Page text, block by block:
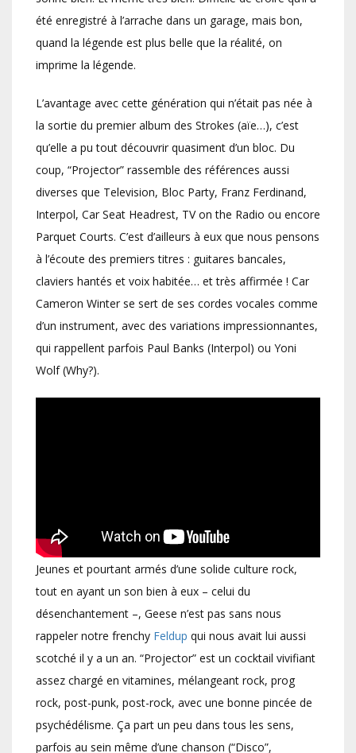
été enregistré à l’arrache dans un garage, mais bon,
quand la légende est plus belle que la réalité, on
imprime la légende.
L’avantage avec cette génération qui n’était pas née à
la sortie du premier album des Strokes (aïe…), c’est
qu’elle a pu tout découvrir quasiment d’un bloc. Du
coup, “Projector” rassemble des références aussi
diverses que Television, Bloc Party, Franz Ferdinand,
Interpol, Car Seat Headrest, TV on the Radio ou encore
Parquet Courts. C’est d’ailleurs à eux que nous pensons
à l’écoute des premiers titres : guitares bancales,
claviers hantés et voix habitée… et très affirmée ! Car
Cameron Winter se sert de ses cordes vocales comme
d’un instrument, avec des variations impressionnantes,
qui rappellent parfois Paul Banks (Interpol) ou Yoni
Wolf (Why?).
Jeunes et pourtant armés d’une solide culture rock,
tout en ayant un son bien à eux – celui du
désenchantement –, Geese n’est pas sans nous
rappeler notre frenchy Feldup qui nous avait lui aussi
scotché il y a un an. “Projector” est un cocktail vivifiant
assez chargé en vitamines, mélangeant rock, prog
rock, post-punk, post-rock, avec une bonne pincée de
psychédélisme. Ça part un peu dans tous les sens,
parfois au sein même d’une chanson (“Disco”,